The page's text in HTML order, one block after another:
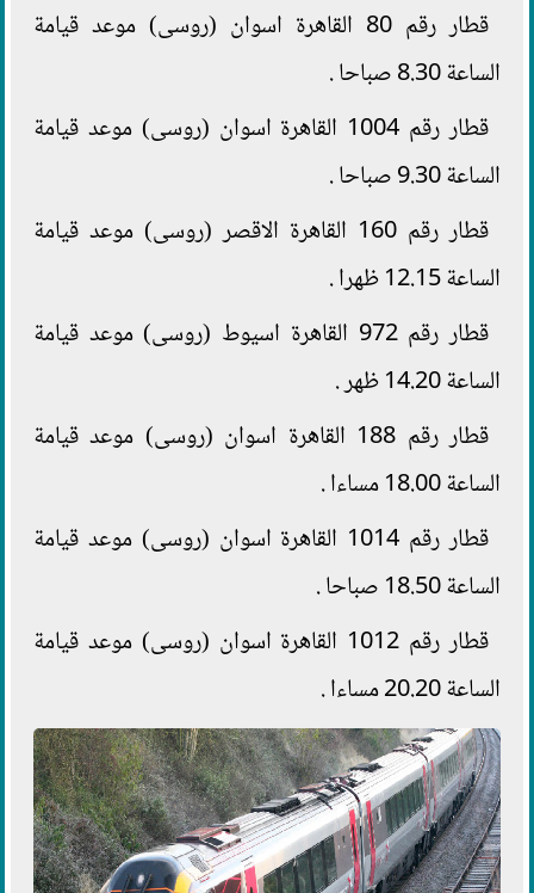
قطار رقم 80 القاهرة اسوان (روسى) موعد قيامة
الساعة 8.30 صباحا .
قطار رقم 1004 القاهرة اسوان (روسى) موعد قيامة
الساعة 9.30 صباحا .
قطار رقم 160 القاهرة الاقصر (روسى) موعد قيامة
الساعة 12.15 ظهرا .
قطار رقم 972 القاهرة اسيوط (روسى) موعد قيامة
الساعة 14.20 ظهر .
قطار رقم 188 القاهرة اسوان (روسى) موعد قيامة
الساعة 18.00 مساءا .
قطار رقم 1014 القاهرة اسوان (روسى) موعد قيامة
الساعة 18.50 صباحا .
قطار رقم 1012 القاهرة اسوان (روسى) موعد قيامة
الساعة 20.20 مساءا .